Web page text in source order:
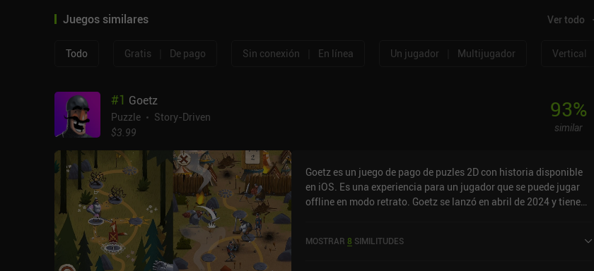
Juegos similares Ver todo
Todo Gratis De pago Sin conexión En línea Un jugador Multijugador Vertical
#1 Goetz
Puzzle
Story-Driven
$3.99
93%
similar
Goetz es un juego de pago de puzles 2D con historia disponible
en iOS. Es una experiencia para un jugador que se puede jugar
offline en modo retrato. Goetz se lanzó en abril de 2024 y tiene
MOSTRAR 8 SIMILITUDES